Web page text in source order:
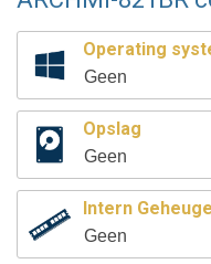
Operating
Geen
Opslag
Geen
Intern
Geen